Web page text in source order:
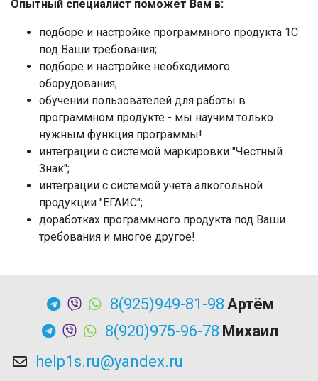
Опытный специалист поможет Вам в:
подборе и настройке программного продукта 1С
под Ваши требования;
подборе и настройке необходимого
оборудования;
обучении пользователей для работы в
программном продукте - мы научим только
нужным функция программы!
интеграции с системой маркировки "Честный
Знак";
интеграции с системой учета алкогольной
продукции "ЕГАИС";
доработках программного продукта под Ваши
требования и многое другое!
8(925)949-81-98 Артём
8(920)975-96-78 Михаил
help1s.ru@yandex.ru